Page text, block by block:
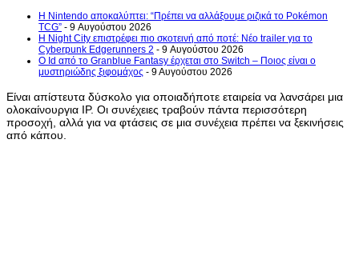
Η Nintendo αποκαλύπτει: “Πρέπει να αλλάξουμε ριζικά το Pokémon
TCG” - 9 Αυγούστου 2026
Η Night City επιστρέφει πιο σκοτεινή από ποτέ: Νέο trailer για το
Cyberpunk Edgerunners 2 - 9 Αυγούστου 2026
Ο Id από το Granblue Fantasy έρχεται στο Switch – Ποιος είναι ο
μυστηριώδης ξιφομάχος - 9 Αυγούστου 2026
Είναι απίστευτα δύσκολο για οποιαδήποτε εταιρεία να λανσάρει μια
ολοκαίνουργια IP. Οι συνέχειες τραβούν πάντα περισσότερη
προσοχή, αλλά για να φτάσεις σε μια συνέχεια πρέπει να ξεκινήσεις
από κάπου.